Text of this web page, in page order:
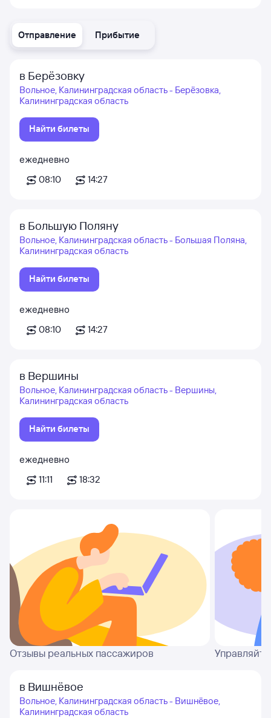
Отправление Прибытие
в Берёзовку
Вольное, Калининградская область - Берёзовка,
Калининградская область
Найти билеты
ежедневно
08:10
14:27
в Большую Поляну
Вольное, Калининградская область - Большая Поляна,
Калининградская область
Найти билеты
ежедневно
08:10
14:27
в Вершины
Вольное, Калининградская область - Вершины,
Калининградская область
Найти билеты
ежедневно
11:11
18:32
Отзывы реальных пассажиров
в Вишнёвое
Вольное, Калининградская область - Вишнёвое,
Калининградская область